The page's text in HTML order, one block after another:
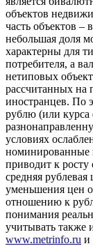
объектов
часть объектов –
небольшая доля
характерны для
потребителя, а
нетиповых
рассчитанных на
иностранцев. По
рублю (или курса
условиях
номинированные
приводит к
средняя рублевая
уменьшения цен
отношению к
понимания
учитывать также
www.metrinfo.ru и